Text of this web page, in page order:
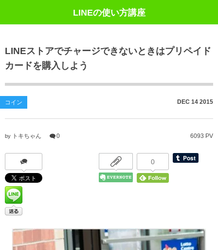
LINEの使い方講座
LINEストアでチャージできないときはプリペイド
カードを購入しよう
コイン DEC 14 2015
by トキちゃん 0 6093 PV
0